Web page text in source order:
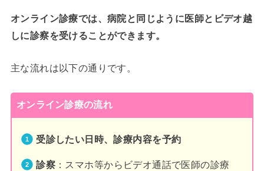
オンライン診療では、病院と同じように医師とビデオ越
しに診察を受けることができます。
主な流れは以下の通りです。
オンライン診療の流れ
受診したい日時、診療内容を予約
診察 ：スマホ等からビデオ通話で医師の診療